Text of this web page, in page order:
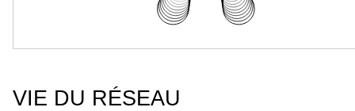
VIE DU RÉSEAU